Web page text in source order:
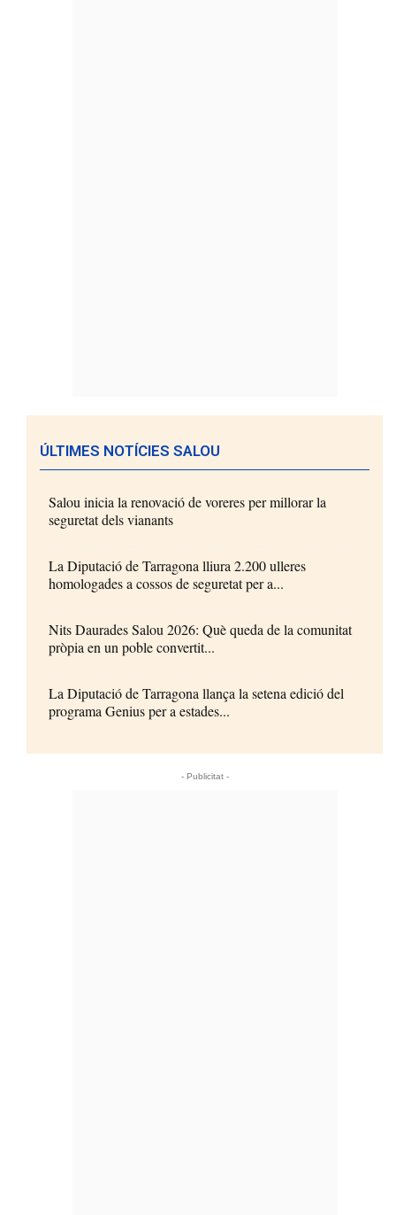
ÚLTIMES NOTÍCIES SALOU
Salou inicia la renovació de voreres per millorar la
seguretat dels vianants
La Diputació de Tarragona lliura 2.200 ulleres
homologades a cossos de seguretat per a...
Nits Daurades Salou 2026: Què queda de la comunitat
pròpia en un poble convertit...
La Diputació de Tarragona llança la setena edició del
programa Genius per a estades...
- Publicitat -